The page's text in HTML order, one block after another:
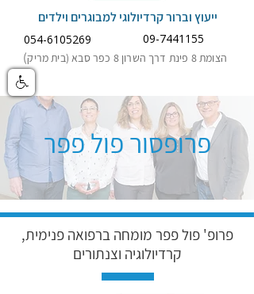
הצומת 8 פינת דרך השרון 8 כפר סבא (בית מריק )
054-6105269 09-7441155
ייעוץ וברור קרדיולוגי למבוגרים וילדים
לשאלות
פרופסור פול פפר
פרופ' פול פפר מומחה ברפואה פנימית,
קרדיולוגיה וצנתורים